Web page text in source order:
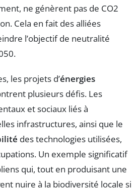
ne génèrent pas de CO2
Cela en fait des alliées
l’objectif de neutralité
les projets d’énergies
plusieurs défis. Les
et sociaux liés à
infrastructures, ainsi que le
des technologies utilisées,
Un exemple significatif
qui, tout en produisant une
nuire à la biodiversité locale si